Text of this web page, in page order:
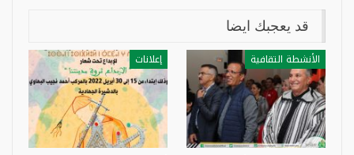
قد يعجبك ايضا
الأنشطة التقافية إعلانات